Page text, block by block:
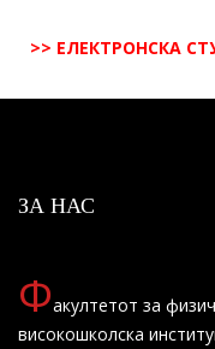
>> ЕЛЕКТРОНСКА
ЗА НАС
Факултетот за
високошколска